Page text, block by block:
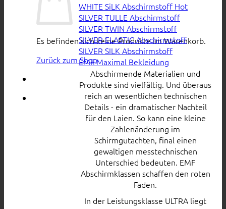
Es befinden sich keine Produkte im Warenkorb.
Zurück zum Shop
WHITE SiLK Abschirmstoff
SILVER TULLE Abschirmstoff
SILVER TWIN Abschirmstoff
SILVER ELASTIC Abschirmstoff
SILVER SILK Abschirmstoff
EMF Maximal Bekleidung
Abschirmende Materialien und
Produkte sind vielfältig. Und überaus
reich an wesentlichen technischen
Details - ein dramatischer Nachteil
für den Laien. So kann eine kleine
Zahlenänderung im
Schirmgutachten, final einen
gewaltigen messtechnischen
Unterschied bedeuten. EMF
Abschirmklassen schaffen den roten
Faden.
In der Leistungsklasse ULTRA liegt